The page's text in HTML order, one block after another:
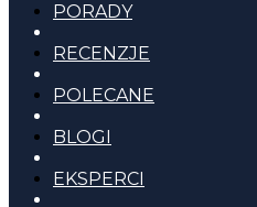
PORADY
RECENZJE
POLECANE
BLOGI
EKSPERCI